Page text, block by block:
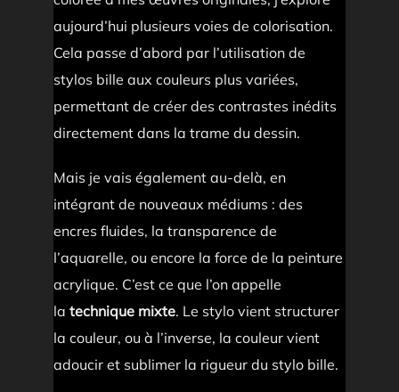
aujourd’hui plusieurs voies de colorisation.
Cela passe d’abord par l’utilisation de
stylos bille aux couleurs plus variées,
permettant de créer des contrastes inédits
directement dans la trame du dessin.
Mais je vais également au-delà, en
intégrant de nouveaux médiums : des
encres fluides, la transparence de
l’aquarelle, ou encore la force de la peinture
acrylique. C’est ce que l’on appelle
la technique mixte. Le stylo vient structurer
la couleur, ou à l’inverse, la couleur vient
adoucir et sublimer la rigueur du stylo bille.